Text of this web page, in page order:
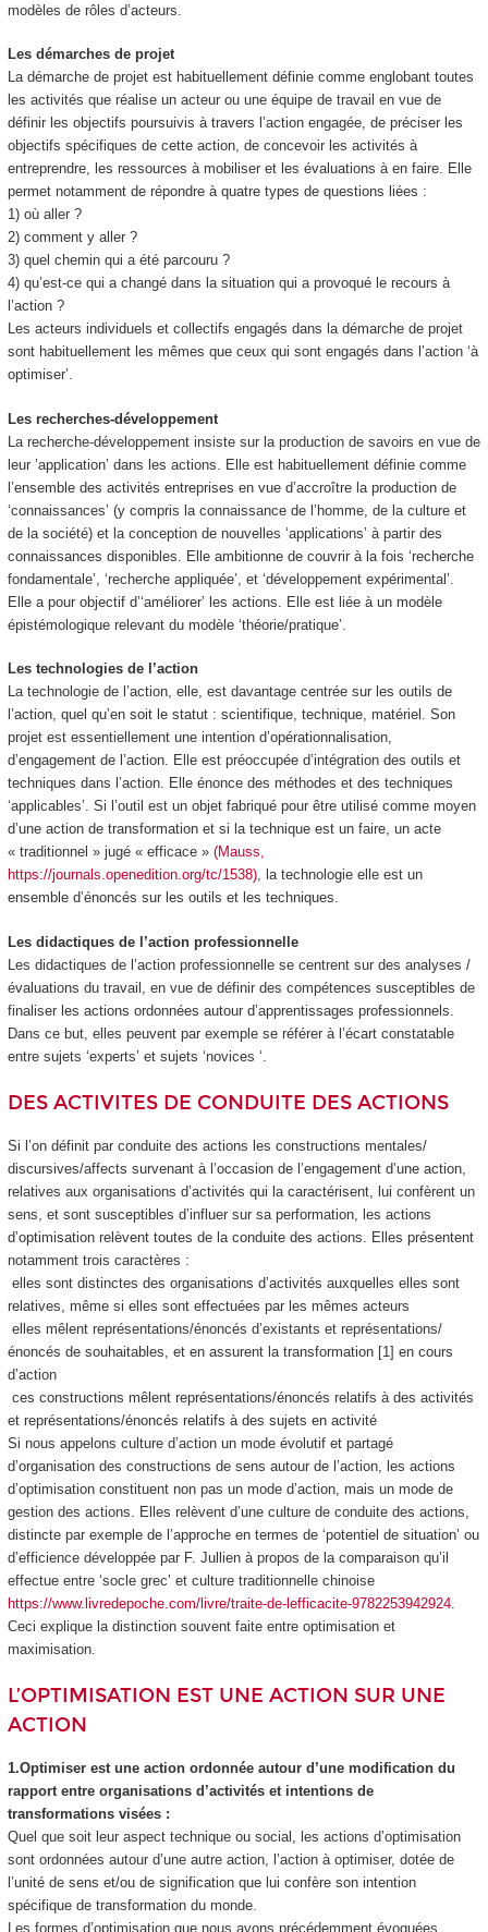
modèles de rôles d’acteurs.
Les démarches de projet
La démarche de projet est habituellement définie comme englobant toutes
les activités que réalise un acteur ou une équipe de travail en vue de
définir les objectifs poursuivis à travers l’action engagée, de préciser les
objectifs spécifiques de cette action, de concevoir les activités à
entreprendre, les ressources à mobiliser et les évaluations à en faire. Elle
permet notamment de répondre à quatre types de questions liées :
1) où aller ?
2) comment y aller ?
3) quel chemin qui a été parcouru ?
4) qu’est-ce qui a changé dans la situation qui a provoqué le recours à
l’action ?
Les acteurs individuels et collectifs engagés dans la démarche de projet
sont habituellement les mêmes que ceux qui sont engagés dans l’action ‘à
optimiser’.
Les recherches-développement
La recherche-développement insiste sur la production de savoirs en vue de
leur ’application’ dans les actions. Elle est habituellement définie comme
l’ensemble des activités entreprises en vue d’accroître la production de
‘connaissances’ (y compris la connaissance de l’homme, de la culture et
de la société) et la conception de nouvelles ‘applications’ à partir des
connaissances disponibles. Elle ambitionne de couvrir à la fois ‘recherche
fondamentale’, ‘recherche appliquée’, et ‘développement expérimental’.
Elle a pour objectif d’‘améliorer’ les actions. Elle est liée à un modèle
épistémologique relevant du modèle ‘théorie/pratique’.
Les technologies de l’action
La technologie de l’action, elle, est davantage centrée sur les outils de
l’action, quel qu’en soit le statut : scientifique, technique, matériel. Son
projet est essentiellement une intention d’opérationnalisation,
d’engagement de l’action. Elle est préoccupée d’intégration des outils et
techniques dans l’action. Elle énonce des méthodes et des techniques
‘applicables’. Si l’outil est un objet fabriqué pour être utilisé comme moyen
d’une action de transformation et si la technique est un faire, un acte
« traditionnel » jugé « efficace » (Mauss,
https://journals.openedition.org/tc/1538), la technologie elle est un
ensemble d’énoncés sur les outils et les techniques.
Les didactiques de l’action professionnelle
Les didactiques de l’action professionnelle se centrent sur des analyses /
évaluations du travail, en vue de définir des compétences susceptibles de
finaliser les actions ordonnées autour d’apprentissages professionnels.
Dans ce but, elles peuvent par exemple se référer à l’écart constatable
entre sujets ‘experts’ et sujets ‘novices ‘.
DES ACTIVITES DE CONDUITE DES ACTIONS
Si l’on définit par conduite des actions les constructions mentales/
discursives/affects survenant à l’occasion de l’engagement d’une action,
relatives aux organisations d’activités qui la caractérisent, lui confèrent un
sens, et sont susceptibles d’influer sur sa performation, les actions
d’optimisation relèvent toutes de la conduite des actions. Elles présentent
notamment trois caractères :
elles sont distinctes des organisations d’activités auxquelles elles sont
relatives, même si elles sont effectuées par les mêmes acteurs
elles mêlent représentations/énoncés d’existants et représentations/
énoncés de souhaitables, et en assurent la transformation [1] en cours
d’action
ces constructions mêlent représentations/énoncés relatifs à des activités
et représentations/énoncés relatifs à des sujets en activité
Si nous appelons culture d’action un mode évolutif et partagé
d’organisation des constructions de sens autour de l’action, les actions
d’optimisation constituent non pas un mode d’action, mais un mode de
gestion des actions. Elles relèvent d’une culture de conduite des actions,
distincte par exemple de l’approche en termes de ‘potentiel de situation’ ou
d’efficience développée par F. Jullien à propos de la comparaison qu’il
effectue entre ‘socle grec’ et culture traditionnelle chinoise
https://www.livredepoche.com/livre/traite-de-lefficacite-9782253942924.
Ceci explique la distinction souvent faite entre optimisation et
maximisation.
L’OPTIMISATION EST UNE ACTION SUR UNE
ACTION
1.Optimiser est une action ordonnée autour d’une modification du
rapport entre organisations d’activités et intentions de
transformations visées :
Quel que soit leur aspect technique ou social, les actions d’optimisation
sont ordonnées autour d’une autre action, l’action à optimiser, dotée de
l’unité de sens et/ou de signification que lui confère son intention
spécifique de transformation du monde.
Les formes d’optimisation que nous avons précédemment évoquées